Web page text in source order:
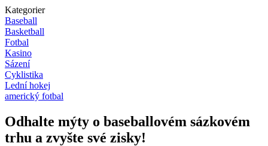
Kategorier
Baseball
Basketball
Fotbal
Kasino
Sázení
Cyklistika
Lední hokej
americký fotbal
Odhalte mýty o baseballovém sázkovém
trhu a zvyšte své zisky!